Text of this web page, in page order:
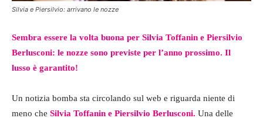
Silvia e Piersilvio: arrivano le nozze
Sembra essere la volta buona per Silvia Toffanin e Piersilvio
Berlusconi: le nozze sono previste per l’anno prossimo. Il
lusso è garantito!
Un notizia bomba sta circolando sul web e riguarda niente di
meno che Silvia Toffanin e Piersilvio Berlusconi. Una delle